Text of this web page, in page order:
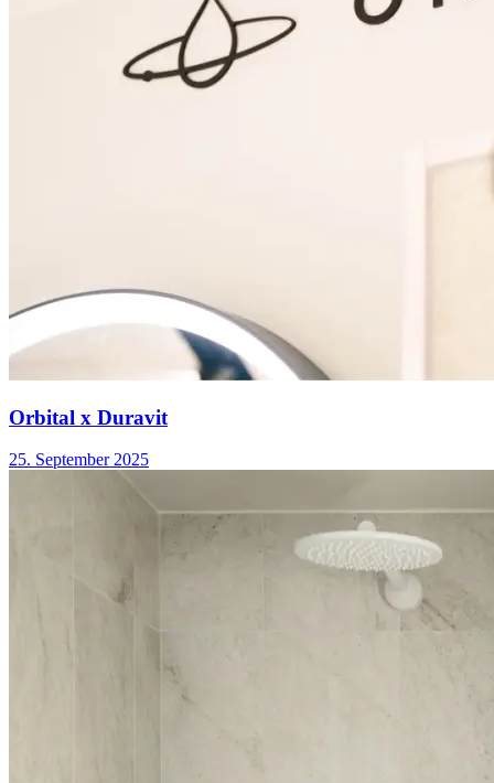
Orbital x Duravit
25. September 2025